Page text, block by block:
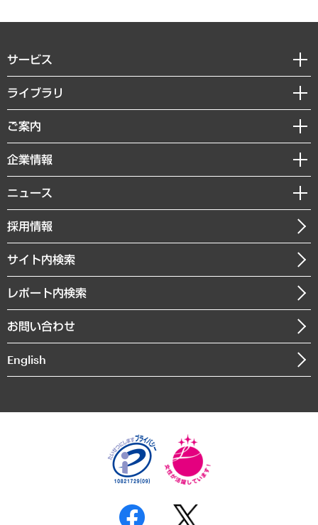
サービス
経営戦略
組織・人事戦略
デジタルイノベーション
共生・ダイバーシティ
GRC（ガバナンス・リスク・コンプライアンス）・防災（政策）
経済・産業・雇用・労働
まちづくり・観光・交通・スポーツ・スマートシティ
自然資源・農林水産業・食料システム
ライブラリ
経済調査
レポート
コラム
経営用語集
受託・受注実績（官公庁関連）
メディア掲載・出演
ご案内
セミナー・イベント情報
MUFGビジネスセミナー
受託案件情報
企業情報
私たちの想い
社長メッセージ
会社概要
沿革
組織図・本部部室紹介
インドネシア現地法人
個人情報保護方針
反社会的勢力に対する基本方針
ニュース
ニュースリリース
お知らせ
採用情報
サイト内検索
レポート内検索
お問い合わせ
English